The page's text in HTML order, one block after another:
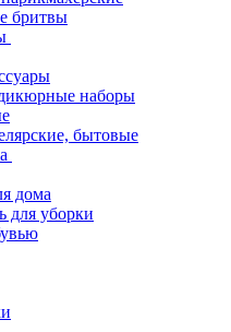
бритвы
наборы
бытовые
дома
для уборки